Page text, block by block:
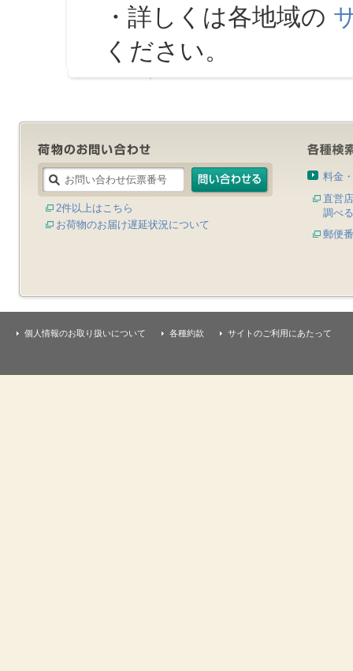
・詳しくは各地域の
ください。
2件以上はこちら
お荷物のお届け遅延状況について
料金
直営
調べる
郵便
個人情報のお取り扱いについて 各種約款 サイトのご利用にあたって